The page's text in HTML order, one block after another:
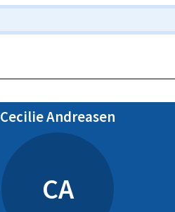
Cecilie Andreasen
CA